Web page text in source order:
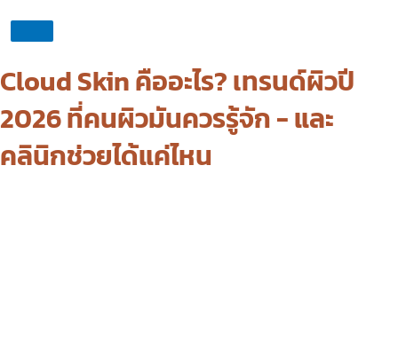
Cloud Skin คืออะไร? เทรนด์ผิวปี
2026 ที่คนผิวมันควรรู้จัก - และ
คลินิกช่วยได้แค่ไหน